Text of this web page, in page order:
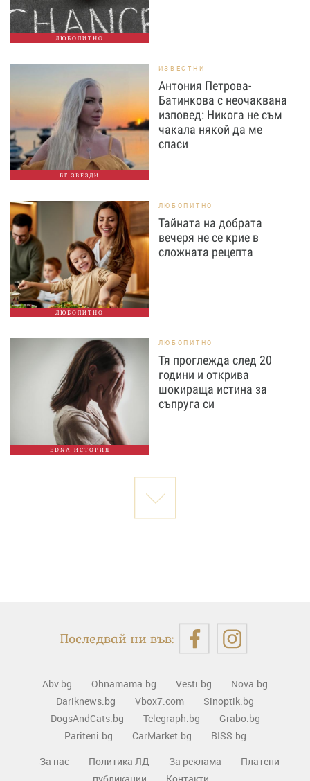
ЛЮБОПИТНО
БГ ЗВЕЗДИ
ИЗВЕСТНИ
Антония Петрова-
Батинкова с неочаквана
изповед: Никога не съм
чакала някой да ме
спаси
ЛЮБОПИТНО
ЛЮБОПИТНО
Тайната на добрата
вечеря не се крие в
сложната рецепта
EDNA ИСТОРИЯ
ЛЮБОПИТНО
Тя проглежда след 20
години и открива
шокираща истина за
съпруга си
Последвай ни във:
Abv.bg Ohnamama.bg Vesti.bg
Nova.bg
Dariknews.bg
Vbox7.com
Sinoptik.bg
DogsAndCats.bg
Telegraph.bg
Grabo.bg
Pariteni.bg
CarMarket.bg
BISS.bg
За нас
Политика ЛД За реклама
Платени